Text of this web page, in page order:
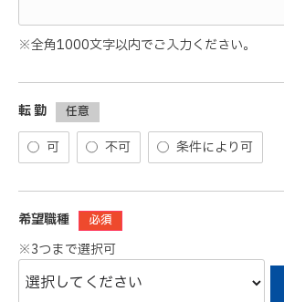
※全角1000文字以内でご入力ください。
転 勤 任意
可 不可 条件により可
希望職種 必須
※3つまで選択可